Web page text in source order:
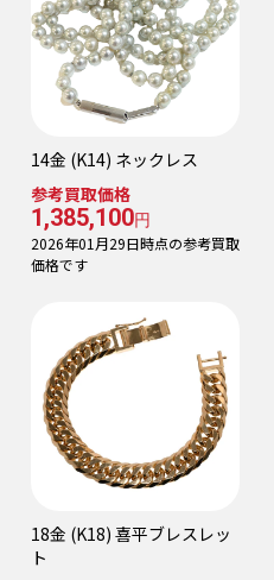
14金 (K14) ネックレス
参考買取価格
1,385,100円
2026年01月29日時点の参考買取
価格です
18金 (K18) 喜平ブレスレッ
ト